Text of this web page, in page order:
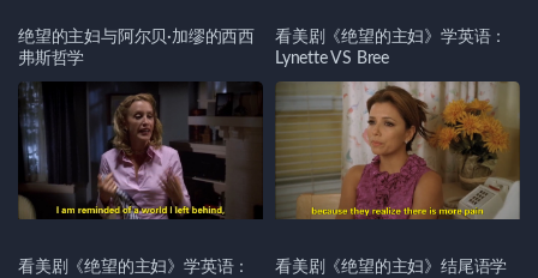
绝望的主妇与阿尔贝·加缪的西西
弗斯哲学
看美剧《绝望的主妇》学英语：
Lynette VS Bree
看美剧《绝望的主妇》学英语：
看美剧《绝望的主妇》结尾语学